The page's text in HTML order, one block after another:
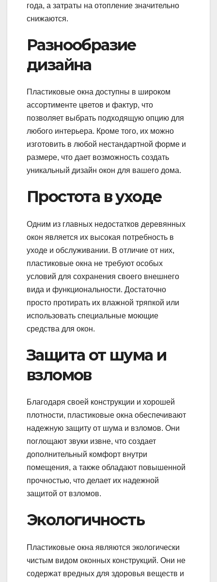
года, а затраты на отопление значительно
снижаются.
Разнообразие
дизайна
Пластиковые окна доступны в широком
ассортименте цветов и фактур, что
позволяет выбрать подходящую опцию для
любого интерьера. Кроме того, их можно
изготовить в любой нестандартной форме и
размере, что дает возможность создать
уникальный дизайн окон для вашего дома.
Простота в уходе
Одним из главных недостатков деревянных
окон является их высокая потребность в
уходе и обслуживании. В отличие от них,
пластиковые окна не требуют особых
условий для сохранения своего внешнего
вида и функциональности. Достаточно
просто протирать их влажной тряпкой или
использовать специальные моющие
средства для окон.
Защита от шума и
взломов
Благодаря своей конструкции и хорошей
плотности, пластиковые окна обеспечивают
надежную защиту от шума и взломов. Они
поглощают звуки извне, что создает
дополнительный комфорт внутри
помещения, а также обладают повышенной
прочностью, что делает их надежной
защитой от взломов.
Экологичность
Пластиковые окна являются экологически
чистым видом оконных конструкций. Они не
содержат вредных для здоровья веществ и